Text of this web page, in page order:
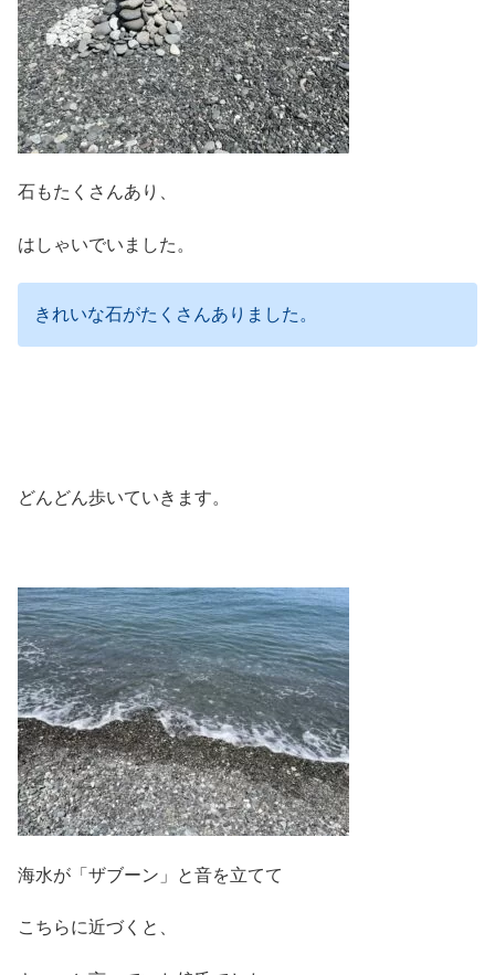
石もたくさんあり、
はしゃいでいました。
きれいな石がたくさんありました。
どんどん歩いていきます。
海水が「ザブーン」と音を立てて
こちらに近づくと、